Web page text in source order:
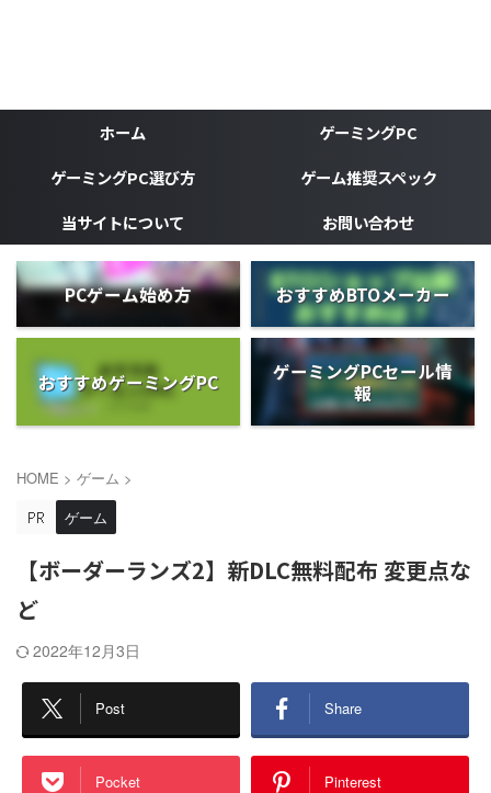
ホーム
ゲーミングPC
ゲーミングPC選び方
ゲーム推奨スペック
当サイトについて
お問い合わせ
PCゲーム始め方 おすすめBTOメーカー
おすすめゲーミングPC
ゲーミングPCセール情
報
HOME > ゲーム >
ゲーム
【ボーダーランズ2】新DLC無料配布 変更点な
ど
2022年12月3日
Post Share
Pocket Pinterest